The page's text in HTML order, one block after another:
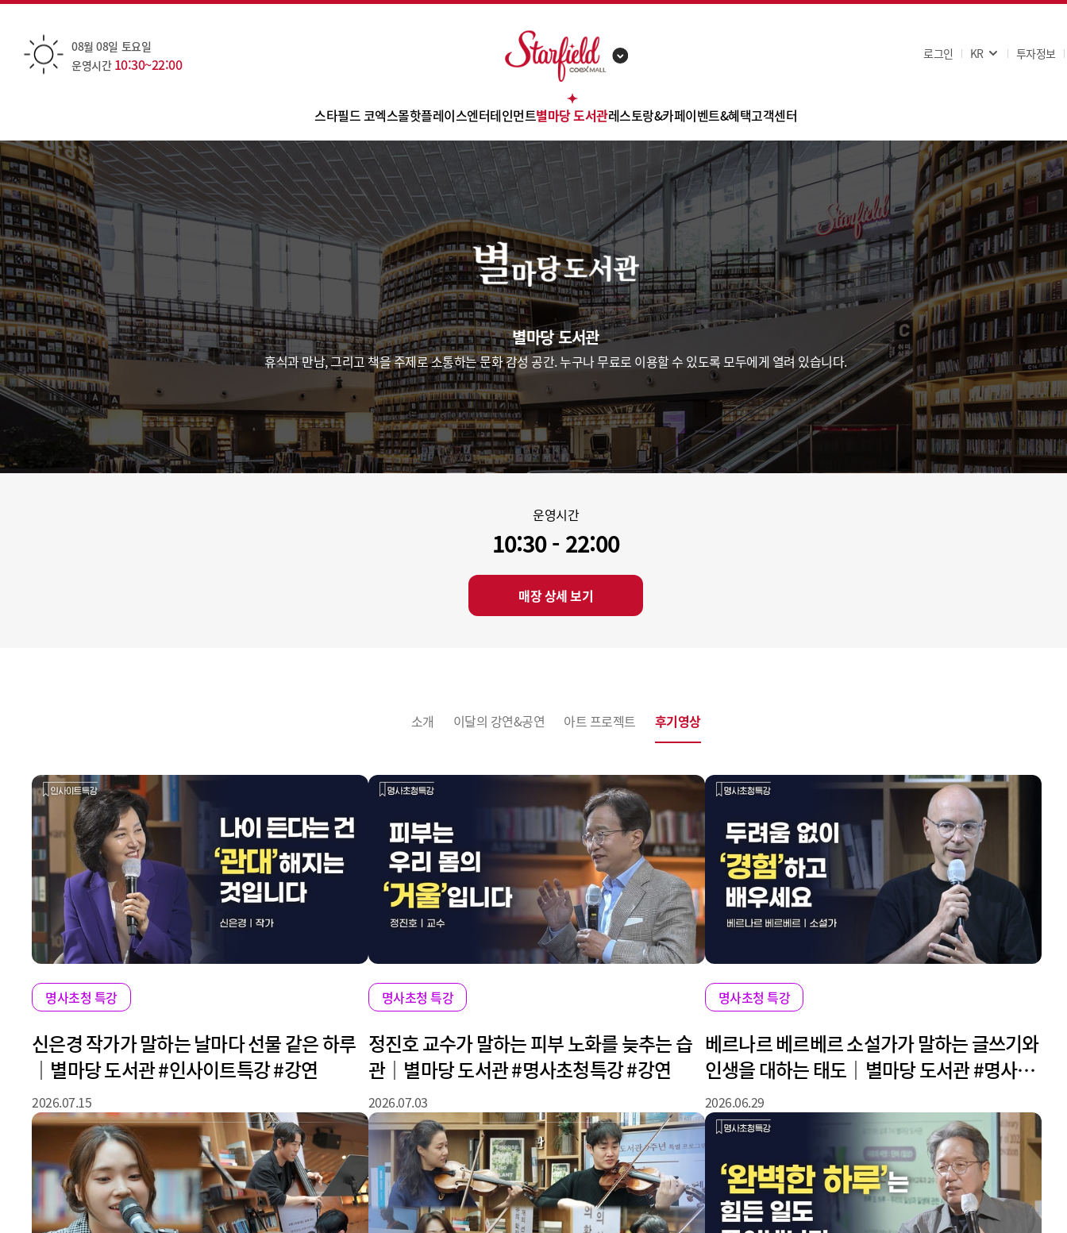
08월 08일 토요일
운영시간 10:30~22:00
스타필드 코엑스몰
점포 소개
층별안내
카테고리 안내
편의시설
오시는길
주차안내
대관안내
공간 컨텐츠 제휴
핫플레이스
SPA
라이프스타일
뷰티
엔터테인먼트
아쿠아리움
메가박스
영풍문고
TGX 골프 아카데미
별마당 도서관
별마당 도서관 소개
이달의 강연&공연
아트 프로젝트
후기영상
레스토랑&카페
고메스트리트
푸드스트리트
카페
레스토랑
이벤트&혜택
이벤트
쇼핑 혜택
제휴카드
쿠폰
고객센터
공지사항
로그인 KR 투자정보
별마당 도서관
휴식과 만남, 그리고 책을 주제로 소통하는 문화 감성 공간. 누구나 무료로 이용할 수 있도록 모두에게 열려 있습니다.
운영시간
10:30 - 22:00
매장 상세 보기
소개 이달의 강연&공연 아트 프로젝트 후기영상
명사초청 특강
신은경 작가가 말하는 날마다 선물 같은 하루
｜별마당 도서관 #인사이트특강 #강연
2026.07.15
명사초청 특강
정진호 교수가 말하는 피부 노화를 늦추는 습
관｜별마당 도서관 #명사초청특강 #강연
2026.07.03
명사초청 특강
베르나르 베르베르 소설가가 말하는 글쓰기와
인생을 대하는 태도｜별마당 도서관 #명사초
청특강 #강연
2026.06.29